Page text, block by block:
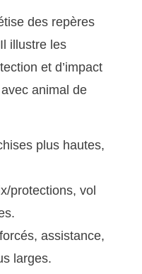
des repères
illustre les
et d’impact
animal de
plus hautes,
protections, vol
assistance,
larges.